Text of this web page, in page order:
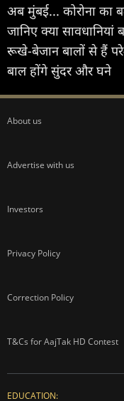
अब मुंबई... कोरोना का
जानिए क्या सावधानियां
रूखे-बेजान बालों से हैं
बाल होंगे सुंदर और घने
About us
Advertise with us
Investors
Privacy Policy
Correction Policy
T&Cs for AajTak HD Contest
EDUCATION: